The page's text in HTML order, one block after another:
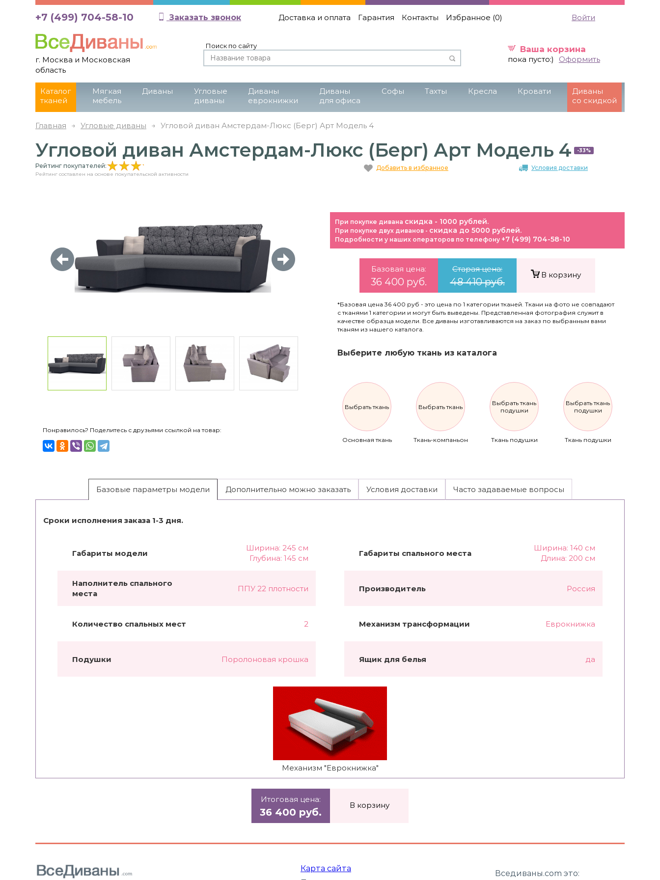
+7 (499) 704-58-10 Заказать звонок Доставка и оплата Гарантия Контакты Избранное (0) Войти
г. Москва и Московская
область
Поиск по сайту Ваша корзина
пока пусто:) Оформить
Каталог
тканей
Мягкая
мебель
Диваны
Угловые
диваны
Диваны
еврокнижки
Диваны
для офиса
Cофы Тахты Кресла Кровати
Диваны
со скидкой
Главная → Угловые диваны → Угловой диван Амстердам-Люкс (Берг) Арт Модель 4
Угловой диван Амстердам-Люкс (Берг) Арт Модель 4 -33%
Рейтинг покупателей:
Рейтинг составлен на основе покупательской активности
Добавить в избранное Условия доставки
Понравилось? Поделитесь с друзьями ссылкой на товар:
При покупке дивана скидка - 1000 рублей.
При покупке двух диванов - скидка до 5000 рублей.
Подробности у наших операторов по телефону +7 (499) 704-58-10
Базовая цена:
36 400 руб.
Старая цена:
48 410 руб.
В корзину
*Базовая цена 36 400 руб - это цена по 1 категории тканей. Ткани на фото не совпадают
с тканями 1 категории и могут быть выведены. Представленная фотография служит в
качестве образца модели. Все диваны изготавливаются на заказ по выбранным вами
тканям из нашего каталога.
Выберите любую ткань из каталога
Выбрать ткань
Основная ткань
Выбрать ткань
Ткань-компаньон
Выбрать ткань
подушки
Ткань подушки
Выбрать ткань
подушки
Ткань подушки
Базовые параметры модели Дополнительно можно заказать Условия доставки Часто задаваемые вопросы
Сроки исполнения заказа 1-3 дня.
Габариты модели
Ширина: 245 см
Глубина: 145 см
Наполнитель спального
места
ППУ 22 плотности
Количество спальных мест 2
Подушки Поролоновая крошка
Габариты спального места
Ширина: 140 см
Длина: 200 см
Производитель Россия
Механизм трансформации Еврокнижка
Ящик для белья да
Механизм "Еврокнижка"
Итоговая цена:
36 400 руб.
В корзину
Карта сайта
Вседиваны.com это: